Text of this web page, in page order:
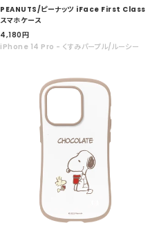
PEANUTS/ピーナッツ iFace First Class
スマホケース
セ
ー
4,180円
iPhone 14 Pro - くすみパープル/ルーシー